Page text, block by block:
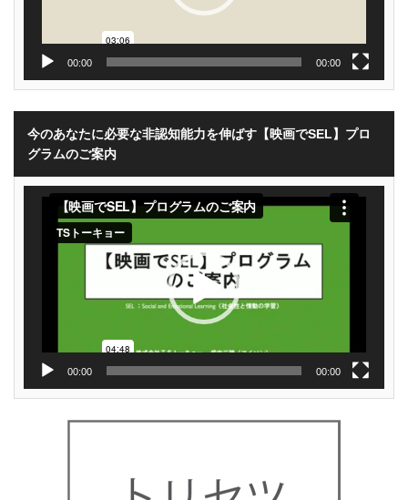
00:00 00:00
今のあなたに必要な非認知能力を伸ばす【映画でSEL】プロ
グラムのご案内
00:00 00:00